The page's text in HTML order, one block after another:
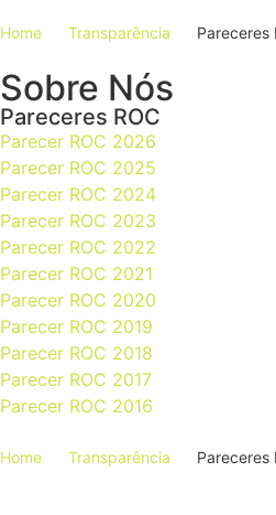
Home Transparência Pareceres
Sobre Nós
Pareceres ROC
Parecer ROC 2026
Parecer ROC 2025
Parecer ROC 2024
Parecer ROC 2023
Parecer ROC 2022
Parecer ROC 2021
Parecer ROC 2020
Parecer ROC 2019
Parecer ROC 2018
Parecer ROC 2017
Parecer ROC 2016
Home Transparência Pareceres